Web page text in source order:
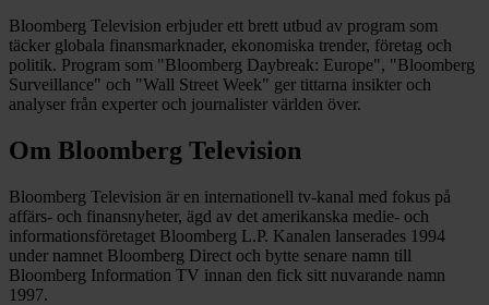
Bloomberg Television erbjuder ett brett utbud av program som
täcker globala finansmarknader, ekonomiska trender, företag och
politik. Program som "Bloomberg Daybreak: Europe", "Bloomberg
Surveillance" och "Wall Street Week" ger tittarna insikter och
analyser från experter och journalister världen över.
Om Bloomberg Television
Bloomberg Television är en internationell tv-kanal med fokus på
affärs- och finansnyheter, ägd av det amerikanska medie- och
informationsföretaget Bloomberg L.P. Kanalen lanserades 1994
under namnet Bloomberg Direct och bytte senare namn till
Bloomberg Information TV innan den fick sitt nuvarande namn
1997.